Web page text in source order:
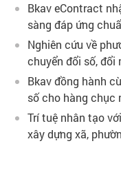
Bkav eContract
sàng đáp ứng
Nghiên cứu về
chuyển đổi số, đổi
Bkav đồng hành
số cho hàng chục
Trí tuệ nhân tạo
xây dựng xã,